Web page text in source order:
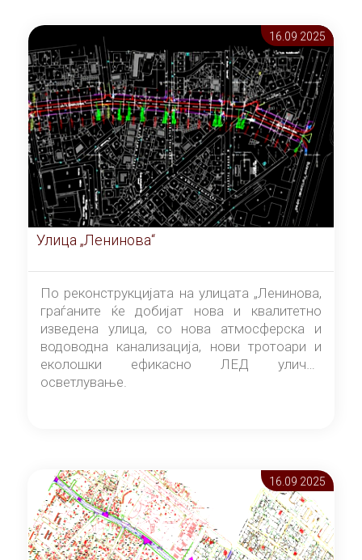
16.09 2025
Улица „Ленинова“
По реконструкцијата на улицата „Ленинова,
граѓаните ќе добијат нова и квалитетно
изведена улица, со нова атмосферска и
водоводна канализација, нови тротоари и
еколошки ефикасно ЛЕД улично
осветлување.
16.09 2025